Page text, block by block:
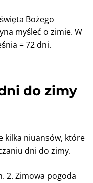
Bożego
myśleć o zimie. W
= 72 dni.
do zimy
kilka niuansów, które
dni do zimy.
2. Zimowa pogoda